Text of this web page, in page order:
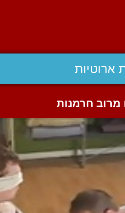
ארוטיות
חרמנות